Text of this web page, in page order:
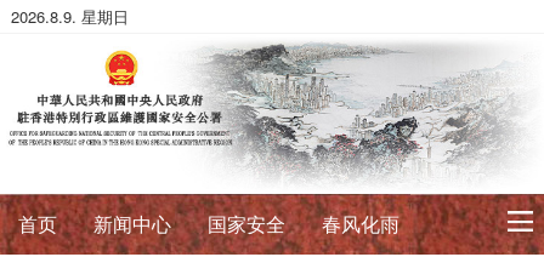
2026.8.9. 星期日
首页 新闻中心 国家安全 春风化雨